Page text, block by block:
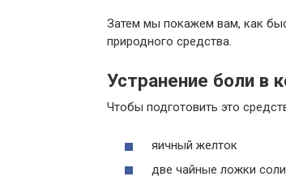
Затем мы покажем вам, как
природного средства.
Устранение боли в
Чтобы подготовить это
яичный желток
две чайные ложки соли